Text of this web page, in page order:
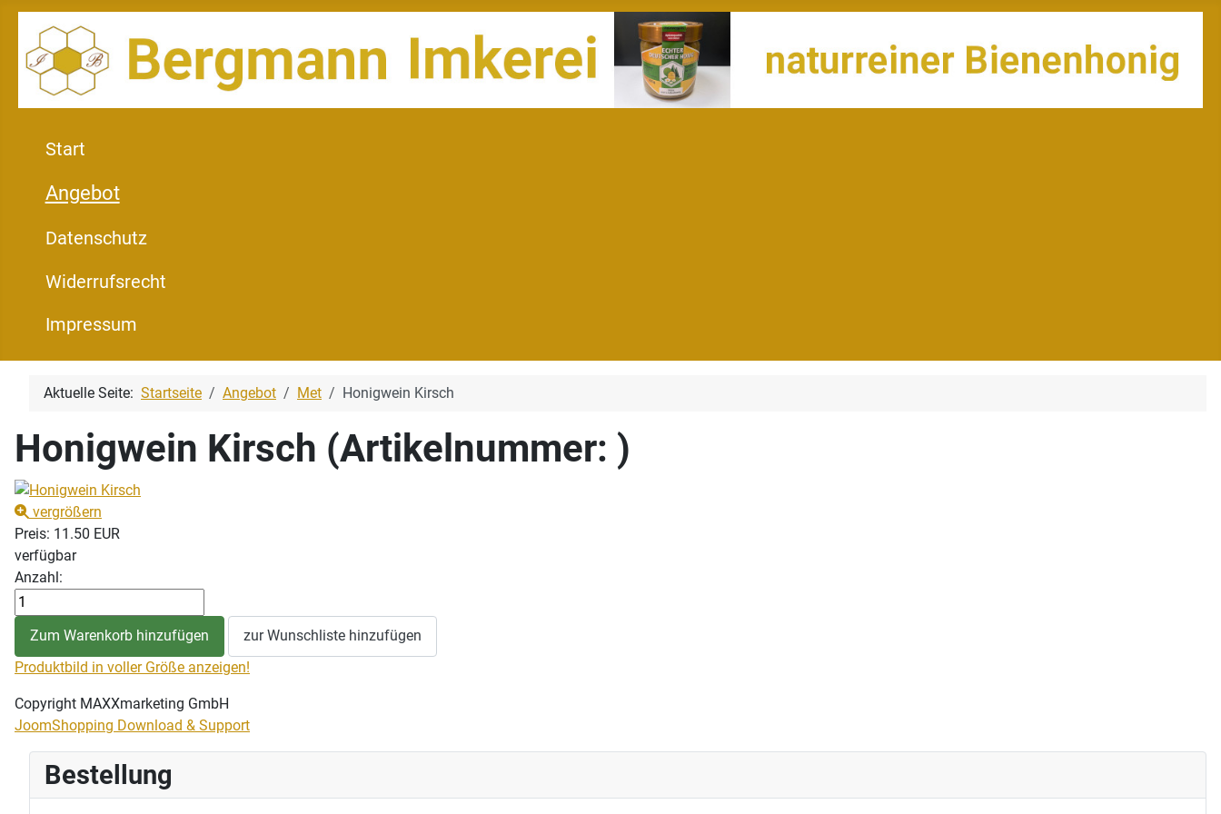
Start
Angebot
Datenschutz
Widerrufsrecht
Impressum
Aktuelle Seite: Startseite Angebot Met Honigwein Kirsch
Honigwein Kirsch (Artikelnummer: )
vergrößern
Preis: 11.50 EUR
verfügbar
Anzahl:
Produktbild in voller Größe anzeigen!
Copyright MAXXmarketing GmbH
JoomShopping Download & Support
Bestellung